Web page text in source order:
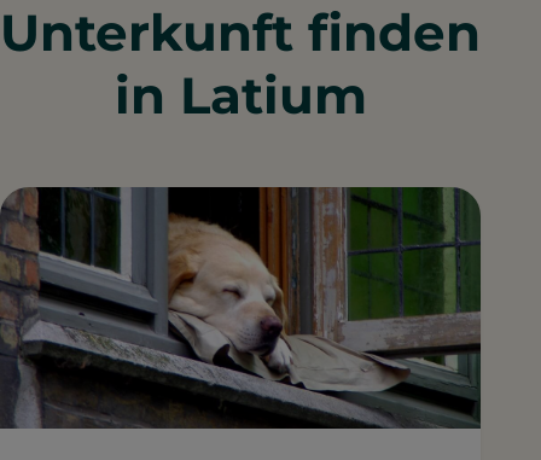
Unterkunft finden
in Latium